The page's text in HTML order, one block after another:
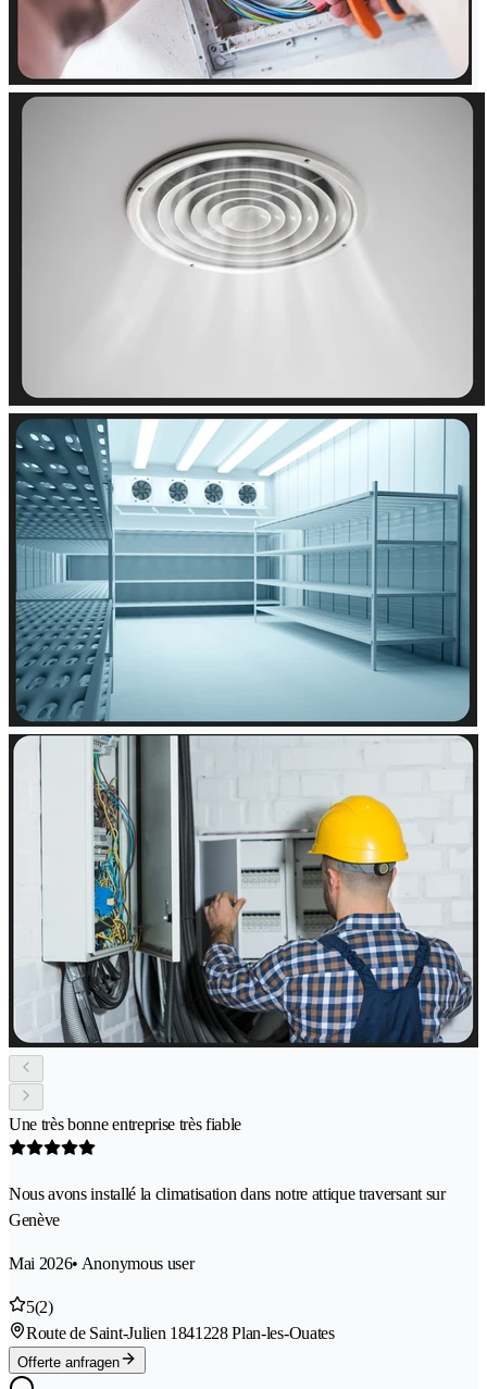
Une très bonne entreprise très fiable
Nous avons installé la climatisation dans notre attique traversant sur
Genève
Mai 2026• Anonymous user
5(2)
Route de Saint-Julien 1841228 Plan-les-Ouates
Offerte anfragen